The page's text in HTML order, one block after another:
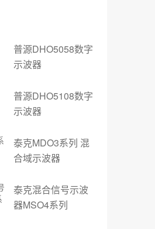
普源DHO5058数字
示波器
普源DHO5108数字
示波器
泰克MDO3系列 混
合域示波器
泰克混合信号示波
器MSO4系列